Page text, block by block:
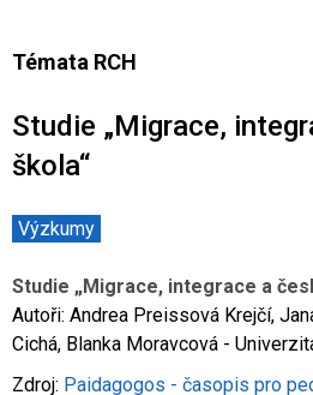
Ze světa prevence
Témata RCH
Co je rizikové chování (RCH)
Studie „Migrace,
škola“
Výzkumy
Studie „Migrace, integrace a
Autoři: Andrea Preissová Krejčí,
Cichá, Blanka Moravcová -
Zdroj: Paidagogos - časopis pro